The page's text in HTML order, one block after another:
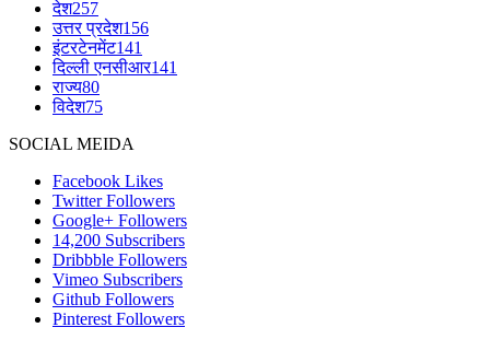
देश257
उत्तर प्रदेश156
इंटरटेनमेंट141
दिल्ली एनसीआर141
राज्य80
विदेश75
SOCIAL MEIDA
Facebook Likes
Twitter Followers
Google+ Followers
14,200 Subscribers
Dribbble Followers
Vimeo Subscribers
Github Followers
Pinterest Followers